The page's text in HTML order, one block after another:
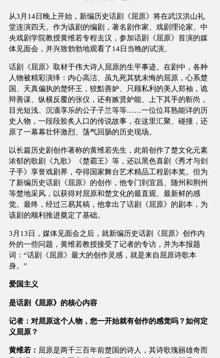
从3月14日晚上开始，新编历史话剧《屈原》将在武汉洪山礼
堂连演四天。作为该剧的编剧，著名剧作家、戏剧理论家、中
央戏剧学院教授黄维若专程去汉，参加话剧《屈原》首演的媒
体见面会，并兴致勃勃地观看了14日当晚的试演。
话剧《屈原》取材于伟大诗人屈原的生平事迹。在剧中，各种
人物被精彩演绎：内心高洁、虽九死其犹未悔的屈原，心系楚
国、天真偏执的楚怀王，狡黠善妒、只顾私利的美人郑袖，诡
辩善谋、纵横反覆的张仪，还有嫉贤妒能、上下其手的靳尚，
目光短浅、沉湎享乐的公子子兰等等……一位位耳熟能详的历
史人物，一段段脍炙人口的传说故事，在这里汇聚、碰撞，还
原了一幕幕壮怀激烈、荡气回肠的历史现场。
以长篇历史剧创作著称的黄维若先生，此前创作了楚文化元素
浓郁的歌剧《九歌》《楚霸王》等，还以黑色喜剧《秀才与刽
子手》享誉戏剧界，夺得国家舞台艺术精品工程剧本奖。但为
了新编历史话剧《屈原》的创作，他专门到宜昌、随州和荆州
等楚地采风，以获得对屈原和楚文化的最直观、最新鲜的感
觉。最终，经过三易其稿，他拿出了话剧《屈原》的剧本，为
该剧的顺利推进奠定了基础。
3月13日，媒体见面会之后，就新编历史话剧《屈原》创作内
外的一些问题，黄维若教授接受了记者的专访，并为本报题
词：“话剧《屈原》最大的创作灵感，就是来自屈原诗歌本
身。”
爱国主义
是话剧《屈原》的核心内容
记者：对屈原这个人物，您一开始就有创作的感觉吗？如何定
义屈原？
黄维若： 屈原是两千三百年前楚国的诗人，其诗歌瑰丽雄奇而